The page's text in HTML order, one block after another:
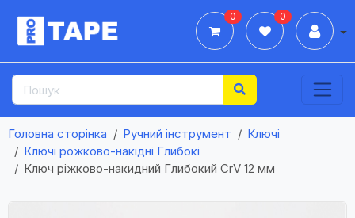
0 0
Головна сторінка Ручний інструмент
Ключі
Ключі рожково-накідні Глибокі
Ключ ріжково-накидний Глибокий CrV 12 мм